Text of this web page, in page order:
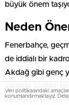
büyük önem
Neden
Fenerbahçe,
de iddialı bir
Akdağ gibi genç
kadronun
Veri politikasındaki
konumlandırmaktayız.